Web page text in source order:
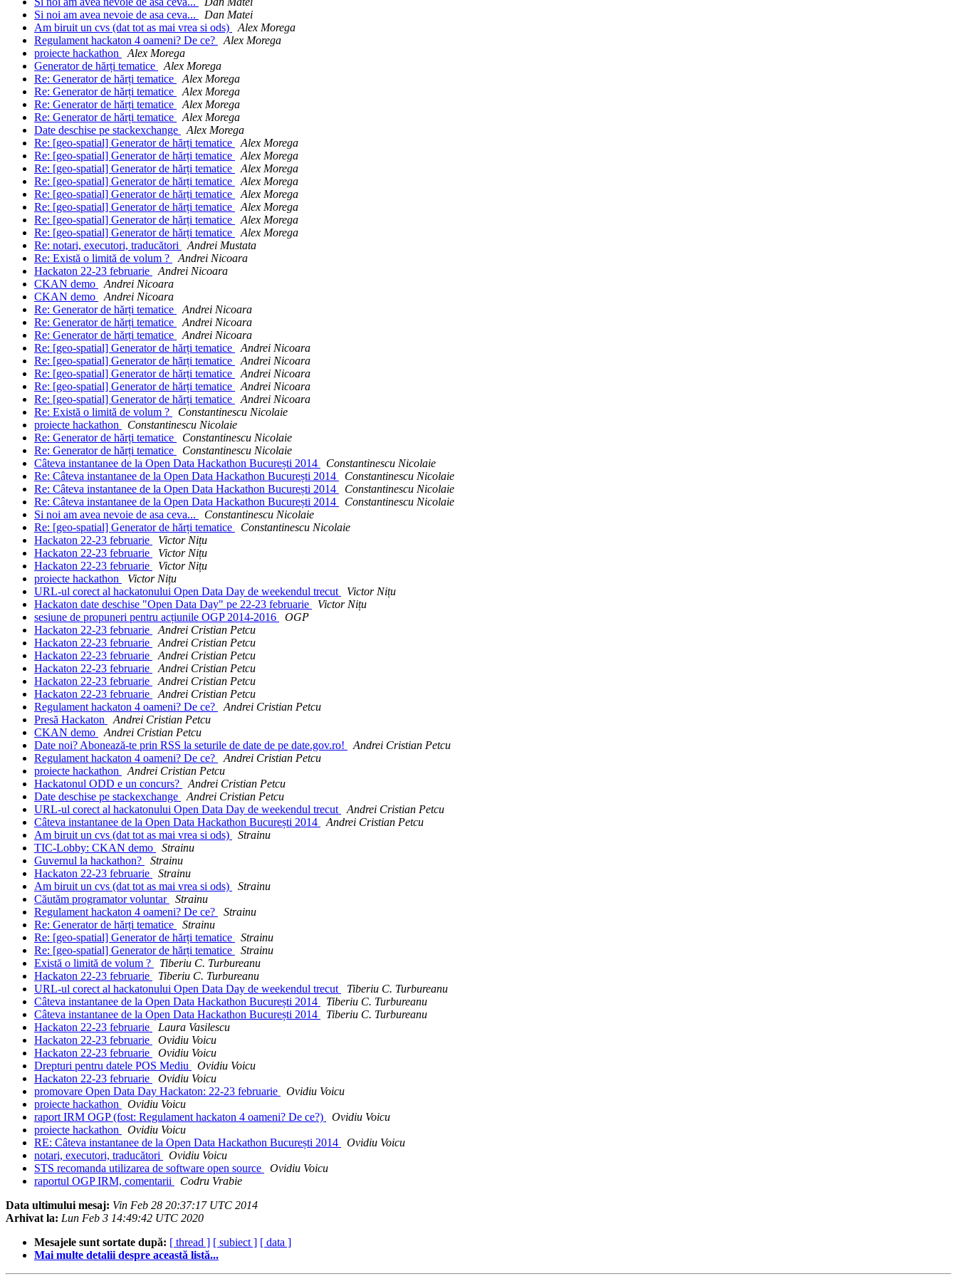
Si noi am avea nevoie de asa ceva...
Dan Matei
Am biruit un cvs (dat tot as mai vrea si ods)
Alex Morega
Regulament hackaton 4 oameni? De ce?
Alex Morega
proiecte hackathon
Alex Morega
Generator de hărți tematice
Alex Morega
Re: Generator de hărți tematice
Alex Morega
Re: Generator de hărți tematice
Alex Morega
Re: Generator de hărți tematice
Alex Morega
Re: Generator de hărți tematice
Alex Morega
Date deschise pe stackexchange
Alex Morega
Re: [geo-spatial] Generator de hărți tematice
Alex Morega
Re: [geo-spatial] Generator de hărți tematice
Alex Morega
Re: [geo-spatial] Generator de hărți tematice
Alex Morega
Re: [geo-spatial] Generator de hărți tematice
Alex Morega
Re: [geo-spatial] Generator de hărți tematice
Alex Morega
Re: [geo-spatial] Generator de hărți tematice
Alex Morega
Re: [geo-spatial] Generator de hărți tematice
Alex Morega
Re: [geo-spatial] Generator de hărți tematice
Alex Morega
Re: notari, executori, traducători
Andrei Mustata
Re: Există o limită de volum ?
Andrei Nicoara
Hackaton 22-23 februarie
Andrei Nicoara
CKAN demo
Andrei Nicoara
CKAN demo
Andrei Nicoara
Re: Generator de hărți tematice
Andrei Nicoara
Re: Generator de hărți tematice
Andrei Nicoara
Re: Generator de hărți tematice
Andrei Nicoara
Re: [geo-spatial] Generator de hărți tematice
Andrei Nicoara
Re: [geo-spatial] Generator de hărți tematice
Andrei Nicoara
Re: [geo-spatial] Generator de hărți tematice
Andrei Nicoara
Re: [geo-spatial] Generator de hărți tematice
Andrei Nicoara
Re: [geo-spatial] Generator de hărți tematice
Andrei Nicoara
Re: Există o limită de volum ?
Constantinescu Nicolaie
proiecte hackathon
Constantinescu Nicolaie
Re: Generator de hărți tematice
Constantinescu Nicolaie
Re: Generator de hărți tematice
Constantinescu Nicolaie
Câteva instantanee de la Open Data Hackathon București 2014
Constantinescu Nicolaie
Re: Câteva instantanee de la Open Data Hackathon București 2014
Constantinescu Nicolaie
Re: Câteva instantanee de la Open Data Hackathon București 2014
Constantinescu Nicolaie
Re: Câteva instantanee de la Open Data Hackathon București 2014
Constantinescu Nicolaie
Si noi am avea nevoie de asa ceva...
Constantinescu Nicolaie
Re: [geo-spatial] Generator de hărți tematice
Constantinescu Nicolaie
Hackaton 22-23 februarie
Victor Nițu
Hackaton 22-23 februarie
Victor Nițu
Hackaton 22-23 februarie
Victor Nițu
proiecte hackathon
Victor Nițu
URL-ul corect al hackatonului Open Data Day de weekendul trecut
Victor Nițu
Hackaton date deschise "Open Data Day" pe 22-23 februarie
Victor Nițu
sesiune de propuneri pentru acțiunile OGP 2014-2016
OGP
Hackaton 22-23 februarie
Andrei Cristian Petcu
Hackaton 22-23 februarie
Andrei Cristian Petcu
Hackaton 22-23 februarie
Andrei Cristian Petcu
Hackaton 22-23 februarie
Andrei Cristian Petcu
Hackaton 22-23 februarie
Andrei Cristian Petcu
Hackaton 22-23 februarie
Andrei Cristian Petcu
Regulament hackaton 4 oameni? De ce?
Andrei Cristian Petcu
Presă Hackaton
Andrei Cristian Petcu
CKAN demo
Andrei Cristian Petcu
Date noi? Abonează-te prin RSS la seturile de date de pe date.gov.ro!
Andrei Cristian Petcu
Regulament hackaton 4 oameni? De ce?
Andrei Cristian Petcu
proiecte hackathon
Andrei Cristian Petcu
Hackatonul ODD e un concurs?
Andrei Cristian Petcu
Date deschise pe stackexchange
Andrei Cristian Petcu
URL-ul corect al hackatonului Open Data Day de weekendul trecut
Andrei Cristian Petcu
Câteva instantanee de la Open Data Hackathon București 2014
Andrei Cristian Petcu
Am biruit un cvs (dat tot as mai vrea si ods)
Strainu
TIC-Lobby: CKAN demo
Strainu
Guvernul la hackathon?
Strainu
Hackaton 22-23 februarie
Strainu
Am biruit un cvs (dat tot as mai vrea si ods)
Strainu
Căutăm programator voluntar
Strainu
Regulament hackaton 4 oameni? De ce?
Strainu
Re: Generator de hărți tematice
Strainu
Re: [geo-spatial] Generator de hărți tematice
Strainu
Re: [geo-spatial] Generator de hărți tematice
Strainu
Există o limită de volum ?
Tiberiu C. Turbureanu
Hackaton 22-23 februarie
Tiberiu C. Turbureanu
URL-ul corect al hackatonului Open Data Day de weekendul trecut
Tiberiu C. Turbureanu
Câteva instantanee de la Open Data Hackathon București 2014
Tiberiu C. Turbureanu
Câteva instantanee de la Open Data Hackathon București 2014
Tiberiu C. Turbureanu
Hackaton 22-23 februarie
Laura Vasilescu
Hackaton 22-23 februarie
Ovidiu Voicu
Hackaton 22-23 februarie
Ovidiu Voicu
Drepturi pentru datele POS Mediu
Ovidiu Voicu
Hackaton 22-23 februarie
Ovidiu Voicu
promovare Open Data Day Hackaton: 22-23 februarie
Ovidiu Voicu
proiecte hackathon
Ovidiu Voicu
raport IRM OGP (fost: Regulament hackaton 4 oameni? De ce?)
Ovidiu Voicu
proiecte hackathon
Ovidiu Voicu
RE: Câteva instantanee de la Open Data Hackathon București 2014
Ovidiu Voicu
notari, executori, traducători
Ovidiu Voicu
STS recomanda utilizarea de software open source
Ovidiu Voicu
raportul OGP IRM, comentarii
Codru Vrabie
Data ultimului mesaj: Vin Feb 28 20:37:17 UTC 2014
Arhivat la: Lun Feb 3 14:49:42 UTC 2020
Mesajele sunt sortate după: [ thread ] [ subiect ] [ data ]
Mai multe detalii despre această listă...